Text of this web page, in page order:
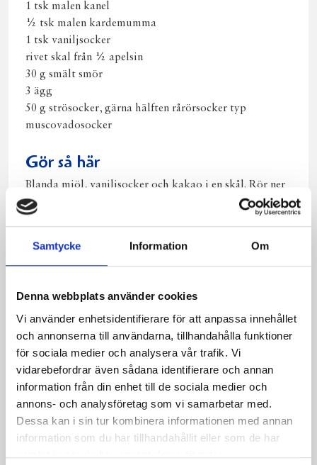
Samtycke Information Om
Denna webbplats använder cookies
Vi använder enhetsidentifierare för att anpassa innehållet
och annonserna till användarna, tillhandahålla funktioner
för sociala medier och analysera vår trafik. Vi
vidarebefordrar även sådana identifierare och annan
information från din enhet till de sociala medier och
annons- och analysföretag som vi samarbetar med.
Dessa kan i sin tur kombinera informationen med annan
information som du har tillhandahållit eller som de har
samlat in när du har använt deras tjänster.
1 tsk malen kanel
½ tsk malen kardemumma
1 tsk vaniljsocker
rivet skal från ½ apelsin
30 g smält smör
3 ägg
50 g strösocker, gärna hälften rårörsocker typ
muscovadosocker
Gör så här
Blanda mjöl, vaniljsocker och kakao i en skål. Rör ner
äggulor, grädde, kryddorna, apelsinskalet och det
smälta smöret. Låt vila i ca 10 minuter. Vispa
sockret och vispa vidare tills det liknar en mjuk
maräng. Vispa först ner 1/3 del av äggvitan och sedan
våfflorna, men se upp att det inte blir för varmt
choklad bränner fort
Produkter i receptet: